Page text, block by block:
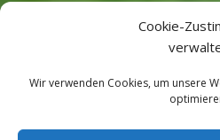
Cookie-
Wir verwenden Cookies, um unsere